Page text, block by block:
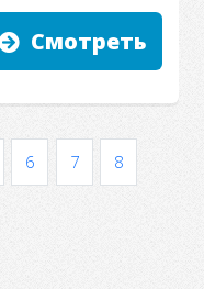
Смотреть
6 7 8